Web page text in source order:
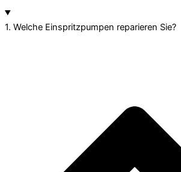
1. Welche Einspritzpumpen reparieren Sie?